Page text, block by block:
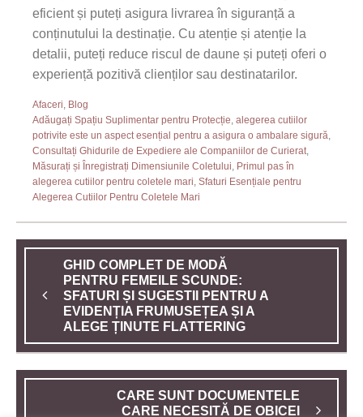
eficient și puteți asigura livrarea în siguranță a
conținutului la destinație. Cu atenție și atenție la
detalii, puteți reduce riscul de daune și puteți oferi o
experiență pozitivă clienților sau destinatarilor.
Afaceri, Blog
Adăugați Spațiu Suplimentar pentru Protecție, alegerea cutiilor
potrivite este un aspect esențial pentru a asigura o ambalare sigură,
Consultați Ghidurile de Expediere ale Companiilor de Curierat,
Măsurați și Înregistrați Dimensiunile Coletului, Primul pas în
alegerea cutiilor pentru coletele mari, Sfaturi Esențiale pentru
Alegerea Cutiilor Pentru Coletele Mari
GHID COMPLET DE MODĂ
PENTRU FEMEILE SCUNDE:
SFATURI ȘI SUGESTII PENTRU A
EVIDENȚIA FRUMUSEȚEA ȘI A
ALEGE ȚINUTE FLATTERING
CARE SUNT DOCUMENTELE
CARE NECESITĂ DE OBICEI